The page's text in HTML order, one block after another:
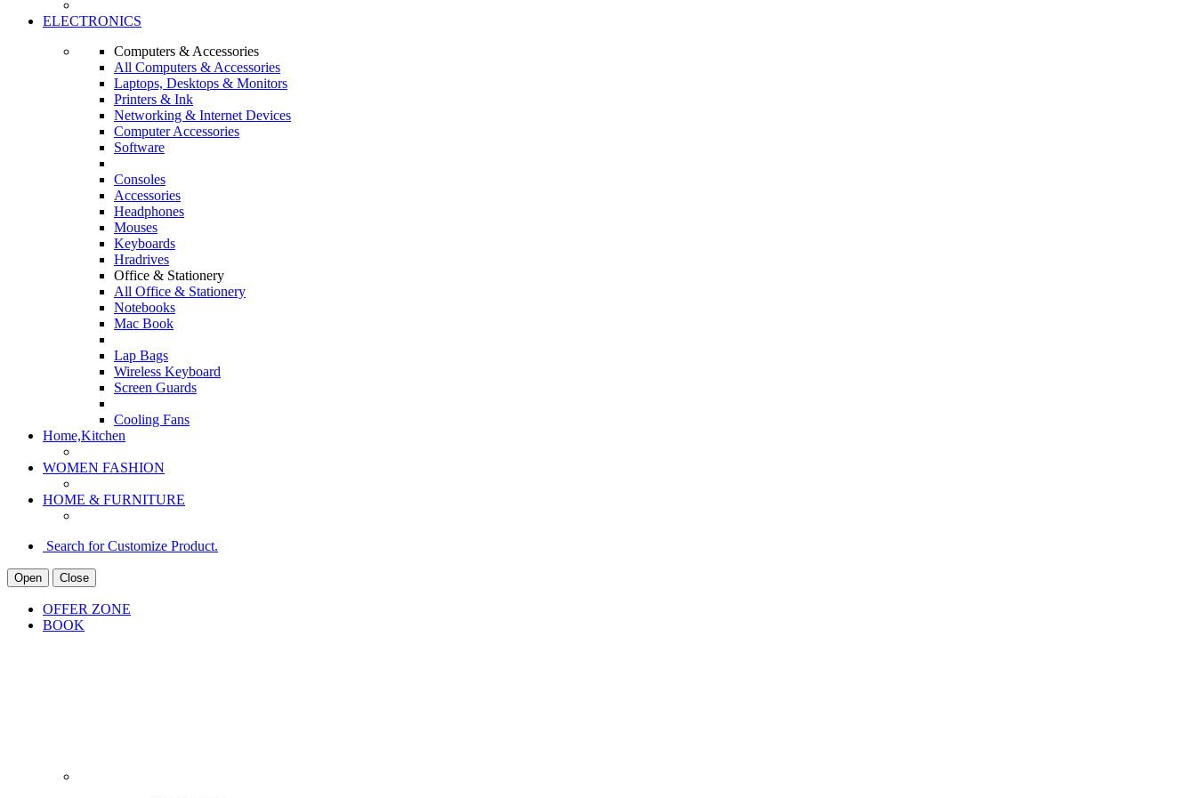
ELECTRONICS
Computers & Accessories
All Computers & Accessories
Laptops, Desktops & Monitors
Printers & Ink
Networking & Internet Devices
Computer Accessories
Software
Consoles
Accessories
Headphones
Mouses
Keyboards
Hradrives
Office & Stationery
All Office & Stationery
Notebooks
Mac Book
Lap Bags
Wireless Keyboard
Screen Guards
Cooling Fans
Home,Kitchen
WOMEN FASHION
HOME & FURNITURE
Search for Customize Product.
Open Close
OFFER ZONE
BOOK